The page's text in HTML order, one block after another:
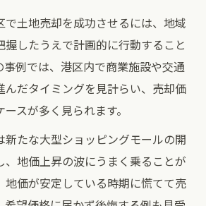
で失敗しないための注意点
たエリア選びの極意
すすめのエリア比較表
が落ちにくいエリアを選ぶコツ
注目の再投資先を探る
リア選びで見逃せないポイント
後に人気の高級住宅街事情
市場動向で見る売却時期
で土地売却を成功させるには、地域
握したうえで計画的に行動すること
例では、港区内で商業施設や交通
んだタイミングを見計らい、売却価
スが多く見られます。
新たな大型ショッピングモールの開
、地価上昇の波にうまく乗ることが
地価が安定している時期に慌てて売